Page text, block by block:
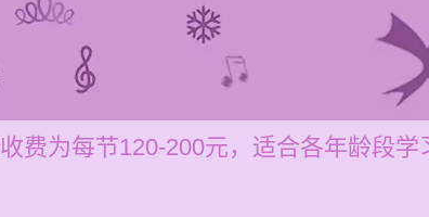
费为每节120-200元，适合各年龄段学